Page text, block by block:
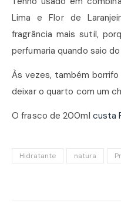
Lima e Flor de
fragrância mais sutil,
perfumaria quando saio
Às vezes, também
deixar o quarto com um
O frasco de 200ml custa
Hidratante natura